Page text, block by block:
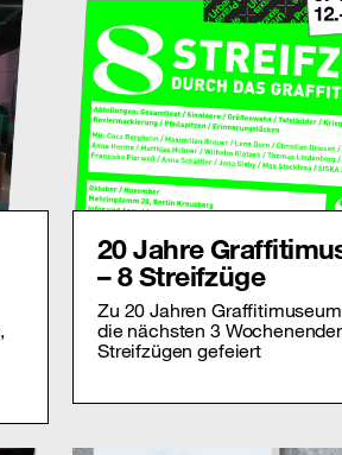
20 Jahre
– 8 Streifzüge
Zu 20 Jahren
die nächsten 3
Streifzügen gefeiert